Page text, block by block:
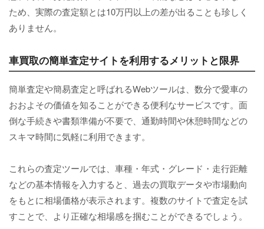
ため、実際の査定額とは10万円以上の差が出ることも珍しく
ありません。
車買取の簡単査定サイトを利用するメリットと限界
簡単査定や簡易査定と呼ばれるWebツールは、数分で愛車の
おおよその価値を知ることができる便利なサービスです。面
倒な手続きや書類準備が不要で、通勤時間や休憩時間などの
スキマ時間に気軽に利用できます。
これらの査定ツールでは、車種・年式・グレード・走行距離
などの基本情報を入力すると、過去の買取データや市場動向
をもとに相場価格が表示されます。複数のサイトで査定を試
すことで、より正確な相場感を掴むことができるでしょう。